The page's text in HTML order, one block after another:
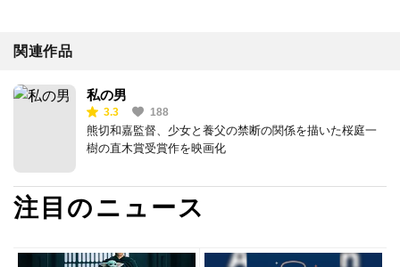
関連作品
私の男
3.3 188
熊切和嘉監督、少女と養父の禁断の関係を描いた桜庭一
樹の直木賞受賞作を映画化
注目のニュース